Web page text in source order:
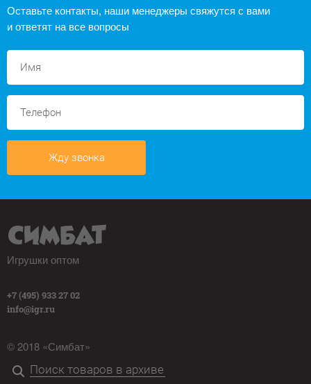
Оставьте контакты, наши менеджеры свяжутся с вами
и ответят на все вопросы
Жду звонка
Игрушки оптом
+7 (495) 933 27 02
info@igr.ru
© 2018 «Симбат»